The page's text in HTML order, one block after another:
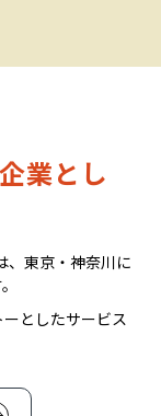
業とし
、東京・神奈川に
としたサービス